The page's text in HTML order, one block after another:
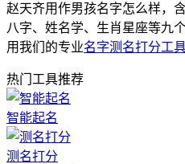
赵天齐用作男孩名字怎么样，
八字、姓名学、生肖星座等九
用我们的专业名字测名打分工
热门工具推荐
智能起名
测名打分